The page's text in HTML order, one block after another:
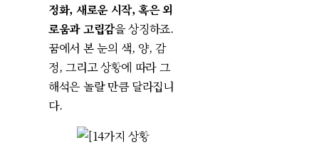
정화, 새로운 시작, 혹은 외
로움과 고립감을 상징하죠.
꿈에서 본 눈의 색, 양, 감
정, 그리고 상황에 따라 그
해석은 놀랄 만큼 달라집니
다.